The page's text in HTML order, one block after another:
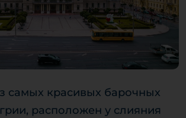
самых красивых барочных
расположен у слияния